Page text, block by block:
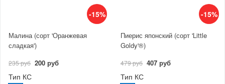
-15%
Малина (сорт 'Оранжевая
сладкая')
235 руб 200 руб
Тип КС
-15%
Пиерис японский (сорт 'Little
Goldy'®)
479 руб 407 руб
Тип КС